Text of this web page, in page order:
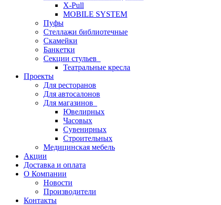
X-Pull
MOBILE SYSTEM
Пуфы
Стеллажи библиотечные
Скамейки
Банкетки
Секции стульев
Театральные кресла
Проекты
Для ресторанов
Для автосалонов
Для магазинов
Ювелирных
Часовых
Сувенирных
Строительных
Медицинская мебель
Акции
Доставка и оплата
О Компании
Новости
Производители
Контакты